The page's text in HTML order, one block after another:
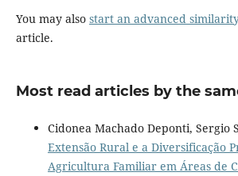
You may also start an advanced
article.
Most read articles by the
Cidonea Machado Deponti, Sergio
Extensão Rural e a Diversificação
Agricultura Familiar em Áreas de